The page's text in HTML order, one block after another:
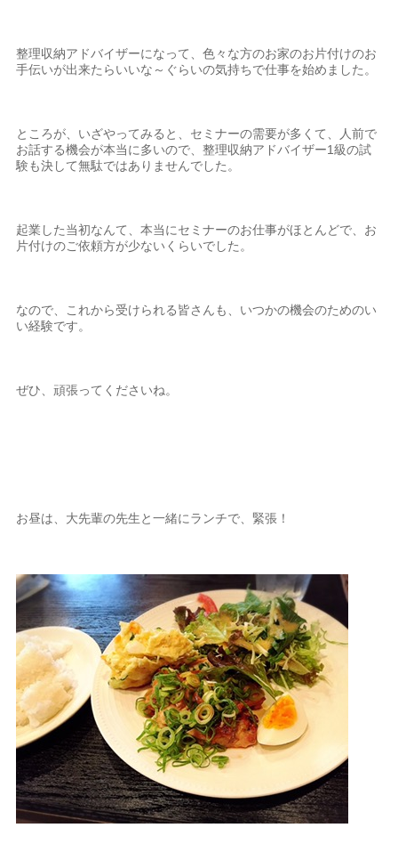
整理収納アドバイザーになって、色々な方のお家のお片付けのお
手伝いが出来たらいいな～ぐらいの気持ちで仕事を始めました。
ところが、いざやってみると、セミナーの需要が多くて、人前で
お話する機会が本当に多いので、整理収納アドバイザー1級の試
験も決して無駄ではありませんでした。
起業した当初なんて、本当にセミナーのお仕事がほとんどで、お
片付けのご依頼方が少ないくらいでした。
なので、これから受けられる皆さんも、いつかの機会のためのい
い経験です。
ぜひ、頑張ってくださいね。
お昼は、大先輩の先生と一緒にランチで、緊張！